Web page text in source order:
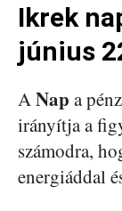
Ikrek
június
ANap a
irányítja a
számodra,
energiáddal